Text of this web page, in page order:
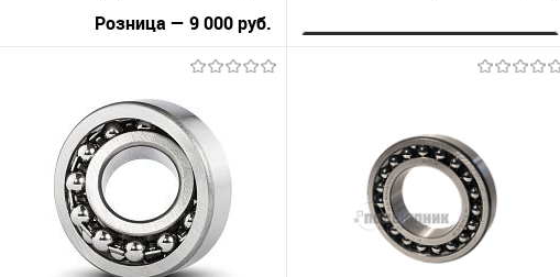
Розница — 9 000 руб.
Купить в 1 клик
К сравнению
В избранное
Под заказ
Запросить цену
В избранное
Под заказ